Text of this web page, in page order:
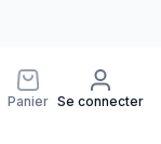
Panier Se connecter